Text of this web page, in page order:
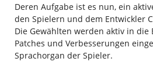
Deren Aufgabe ist es nun, ein
den Spielern und dem Entwickler
Die Gewählten werden aktiv in die
Patches und Verbesserungen
Sprachorgan der Spieler.